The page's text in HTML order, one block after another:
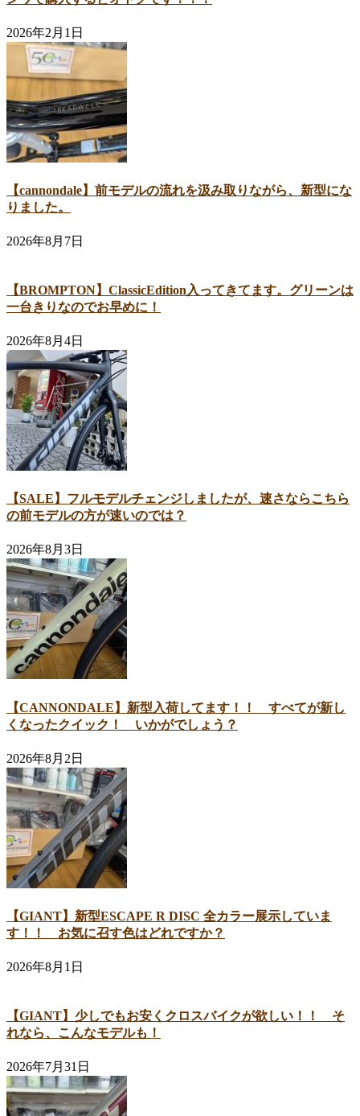
2026年2月1日
【cannondale】前モデルの流れを汲み取りながら、新型にな
りました。
2026年8月7日
【BROMPTON】ClassicEdition入ってきてます。グリーンは
一台きりなのでお早めに！
2026年8月4日
【SALE】フルモデルチェンジしましたが、速さならこちら
の前モデルの方が速いのでは？
2026年8月3日
【CANNONDALE】新型入荷してます！！ すべてが新し
くなったクイック！ いかがでしょう？
2026年8月2日
【GIANT】新型ESCAPE R DISC 全カラー展示していま
す！！ お気に召す色はどれですか？
2026年8月1日
【GIANT】少しでもお安くクロスバイクが欲しい！！ そ
れなら、こんなモデルも！
2026年7月31日